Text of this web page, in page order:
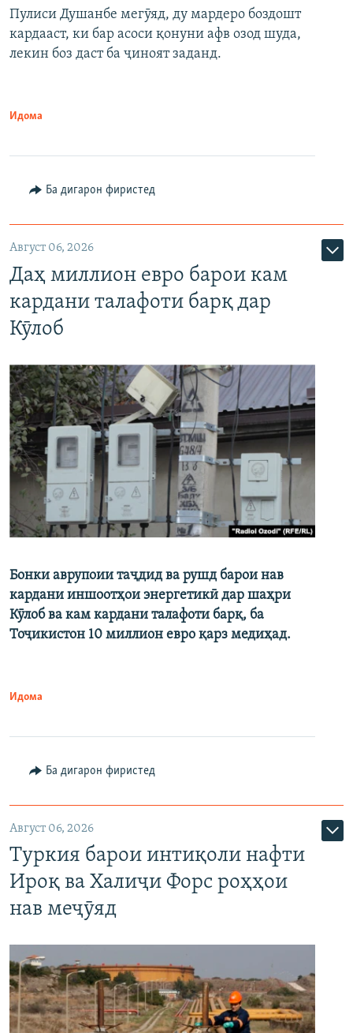
Пулиси Душанбе мегӯяд, ду мардеро боздошт
кардааст, ки бар асоси қонуни афв озод шуда,
лекин боз даст ба ҷиноят заданд.
Идома
Ба дигарон фиристед
Август 06, 2026
Даҳ миллион евро барои кам
кардани талафоти барқ дар
Кӯлоб
Бонки аврупоии таҷдид ва рушд барои нав
кардани иншоотҳои энергетикӣ дар шаҳри
Кӯлоб ва кам кардани талафоти барқ, ба
Тоҷикистон 10 миллион евро қарз медиҳад.
Идома
Ба дигарон фиристед
Август 06, 2026
Туркия барои интиқоли нафти
Ироқ ва Халиҷи Форс роҳҳои
нав меҷӯяд